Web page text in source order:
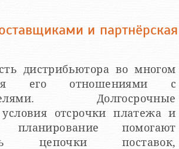
и партнёрская
дистрибьютора во многом
его отношениями с
Долгосрочные
отсрочки платежа и
планирование помогают
цепочки поставок,